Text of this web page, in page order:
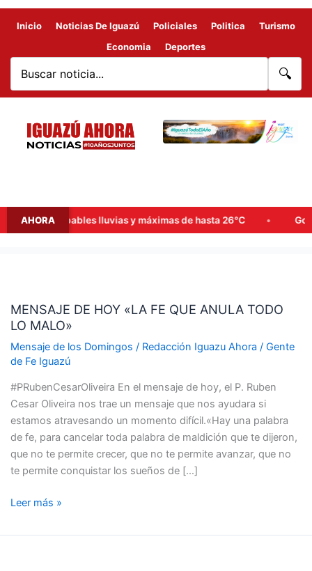
Inicio Noticias De Iguazú Policiales Politica
Turismo
Economia
Deportes
🔍
AHORA
probables lluvias y máximas de hasta 26°C Goerling,
MENSAJE DE HOY «LA FE QUE ANULA TODO
LO MALO»
Mensaje de los Domingos / Redacción Iguazu Ahora / Gente
de Fe Iguazú
#PRubenCesarOliveira En el mensaje de hoy, el P. Ruben
Cesar Oliveira nos trae un mensaje que nos ayudara si
estamos atravesando un momento difícil.«Hay una palabra
de fe, para cancelar toda palabra de maldición que te dijeron,
que no te permite crecer, que no te permite avanzar, que no
te permite conquistar los sueños de […]
HOY
«LA
FE
QUE
TODO
LO
MALO»
Leer más »